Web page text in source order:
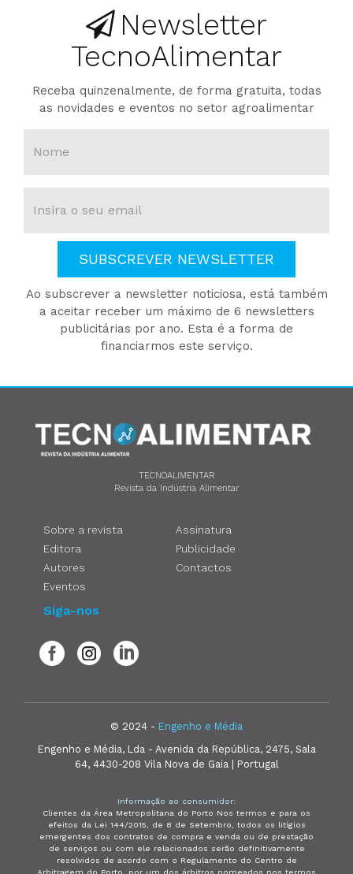
Newsletter
TecnoAlimentar
Receba quinzenalmente, de forma gratuita, todas
as novidades e eventos no setor agroalimentar
SUBSCREVER NEWSLETTER
Ao subscrever a newsletter noticiosa, está também
a aceitar receber um máximo de 6 newsletters
publicitárias por ano. Esta é a forma de
financiarmos este serviço.
TECNOALIMENTAR
Revista da Indústria Alimentar
Sobre a revista
Editora
Autores
Eventos
Assinatura
Publicidade
Contactos
Siga-nos
© 2024 - Engenho e Média
Engenho e Média, Lda - Avenida da República, 2475, Sala
64, 4430-208 Vila Nova de Gaia | Portugal
Informação ao consumidor:
Clientes da Área Metropolitana do Porto Nos termos e para os
efeitos da Lei 144/2015, de 8 de Setembro, todos os litígios
emergentes dos contratos de compra e venda ou de prestação
de serviços ou com ele relacionados serão definitivamente
resolvidos de acordo com o Regulamento do Centro de
Arbitragem do Porto, por um dos árbitros nomeados nos termos